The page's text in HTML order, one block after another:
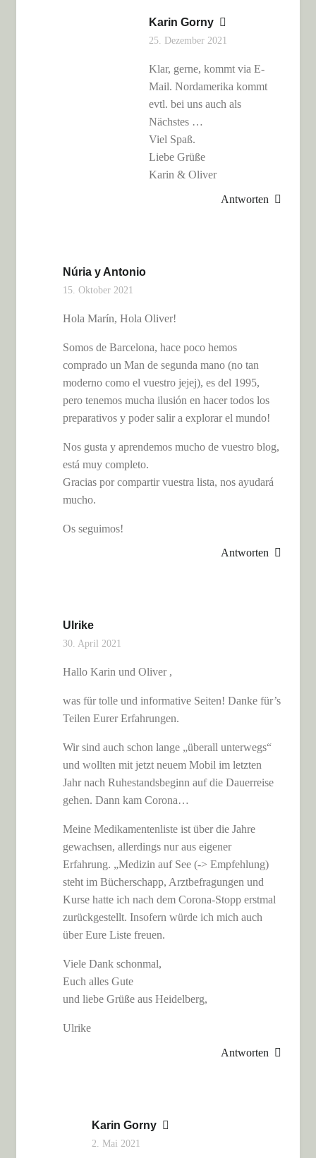
Karin Gorny
25. Dezember 2021
Klar, gerne, kommt via E-
Mail. Nordamerika kommt
evtl. bei uns auch als
Nächstes …
Viel Spaß.
Liebe Grüße
Karin & Oliver
Antworten
Núria y Antonio
15. Oktober 2021
Hola Marín, Hola Oliver!
Somos de Barcelona, hace poco hemos
comprado un Man de segunda mano (no tan
moderno como el vuestro jejej), es del 1995,
pero tenemos mucha ilusión en hacer todos los
preparativos y poder salir a explorar el mundo!
Nos gusta y aprendemos mucho de vuestro blog,
está muy completo.
Gracias por compartir vuestra lista, nos ayudará
mucho.
Os seguimos!
Antworten
Ulrike
30. April 2021
Hallo Karin und Oliver ,
was für tolle und informative Seiten! Danke für’s
Teilen Eurer Erfahrungen.
Wir sind auch schon lange „überall unterwegs“
und wollten mit jetzt neuem Mobil im letzten
Jahr nach Ruhestandsbeginn auf die Dauerreise
gehen. Dann kam Corona…
Meine Medikamentenliste ist über die Jahre
gewachsen, allerdings nur aus eigener
Erfahrung. „Medizin auf See (-> Empfehlung)
steht im Bücherschapp, Arztbefragungen und
Kurse hatte ich nach dem Corona-Stopp erstmal
zurückgestellt. Insofern würde ich mich auch
über Eure Liste freuen.
Viele Dank schonmal,
Euch alles Gute
und liebe Grüße aus Heidelberg,
Ulrike
Antworten
Karin Gorny
2. Mai 2021